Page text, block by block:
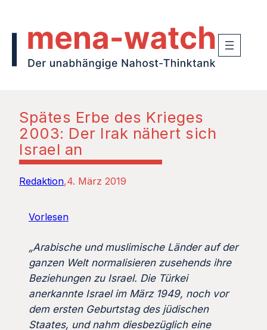
Spätes Erbe des Krieges
2003: Der Irak nähert sich
Israel an
Redaktion 4. März 2019
Vorlesen
„Arabische und muslimische Länder auf der
ganzen Welt normalisieren zusehends ihre
Beziehungen zu Israel. Die Türkei
anerkannte Israel im März 1949, noch vor
dem ersten Geburtstag des jüdischen
Staates, und nahm diesbezüglich eine